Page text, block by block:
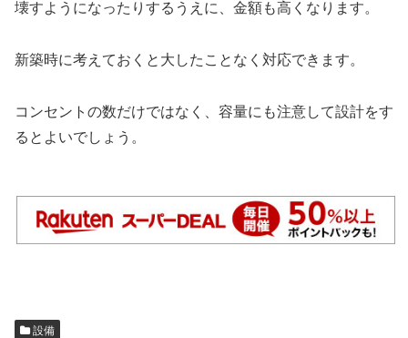
壊すようになったりするうえに、金額も高くなります。
新築時に考えておくと大したことなく対応できます。
コンセントの数だけではなく、容量にも注意して設計をす
るとよいでしょう。
設備